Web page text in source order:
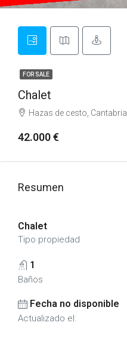
FOR SALE
Chalet
Hazas de cesto, Cantabria
42.000 €
Resumen
Chalet
Tipo propiedad
1
Baños
Fecha no disponible
Actualizado el: